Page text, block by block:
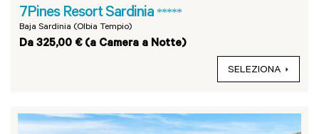
7Pines Resort Sardinia *****
Baja Sardinia (Olbia Tempio)
Da 325,00 € (a Camera a Notte)
SELEZIONA